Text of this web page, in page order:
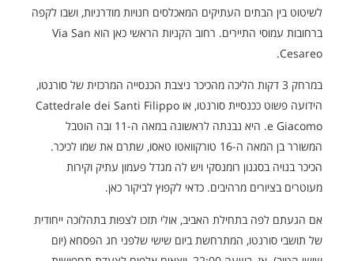
לשיטוט בין הבתים העתיקים המאכלסים חנויות מודרניות, ושבו לקפה
ברחובות עמוסי התיירים. רחוב הקניות הראשי כאן הוא Via San
Cesareo.
במרחק 3 דקות הליכה מהכיכר ניצבת הכנסייה המרכזית של סורנטו,
הידועה פשוט ככנסיית סורנטו, או Cattedrale dei Santi Filippo
e Giacomo. היא נבנתה לראשונה במאה ה-11 ובה הוטבל
המשורר בן המאה ה-16 טורקוואטו טאסו, שתרם את שמו לכיכר.
הכיכר בנויה בסגנון רומנסקי ויש לה מגדל פעמון עתיק וקירות
מעוטרים בציורים מרהיבים. כדאי לקפוץ לביקור כאן.
אם הגעתם לפה בתחילת האביב, אולי תזכו לצפות בתהלוכה ייחודית
של תושבי סורנטו, המתרחשת ביום שישי שלפני חג הפסחא (יום